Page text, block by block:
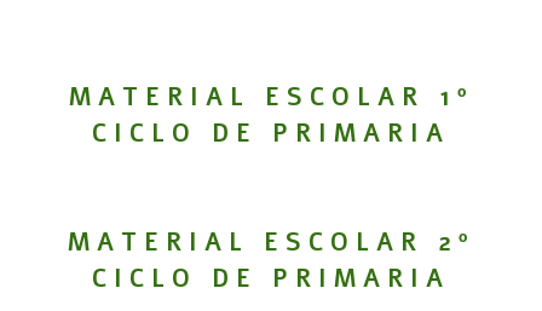
MATERIAL ESCOLAR 1º
CICLO DE PRIMARIA
MATERIAL ESCOLAR 2º
CICLO DE PRIMARIA